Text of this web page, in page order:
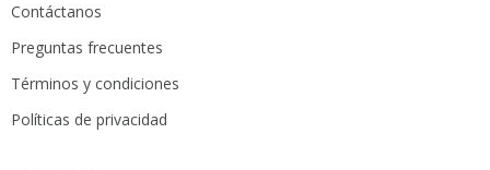
Contáctanos
Preguntas frecuentes
Términos y condiciones
Políticas de privacidad